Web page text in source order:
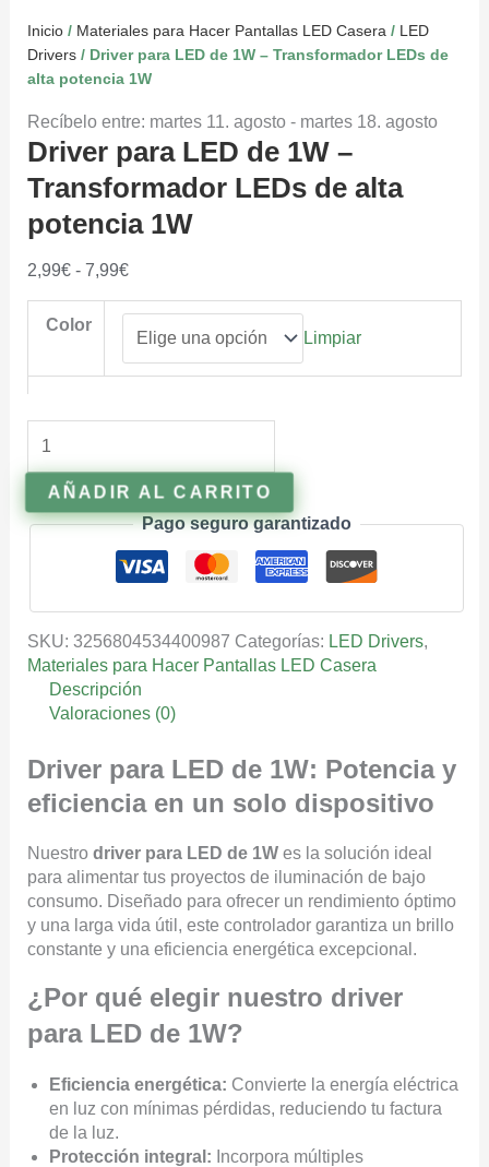
Inicio/ Materiales para Hacer Pantallas LED Casera/ LED
Drivers/ Driver para LED de 1W – Transformador LEDs de
alta potencia 1W
Recíbelo entre: martes 11. agosto - martes 18. agosto
Driver para LED de 1W –
Transformador LEDs de alta
potencia 1W
2,99€ - 7,99€
Color
Limpiar
AÑADIR AL CARRITO
Pago seguro garantizado
SKU: 3256804534400987 Categorías: LED Drivers,
Materiales para Hacer Pantallas LED Casera
Descripción
Valoraciones (0)
Driver para LED de 1W: Potencia y
eficiencia en un solo dispositivo
Nuestro driver para LED de 1Wes la solución ideal
para alimentar tus proyectos de iluminación de bajo
consumo. Diseñado para ofrecer un rendimiento óptimo
y una larga vida útil, este controlador garantiza un brillo
constante y una eficiencia energética excepcional.
¿Por qué elegir nuestro driver
para LED de 1W?
Eficiencia energética: Convierte la energía eléctrica
en luz con mínimas pérdidas, reduciendo tu factura
de la luz.
Protección integral: Incorpora múltiples